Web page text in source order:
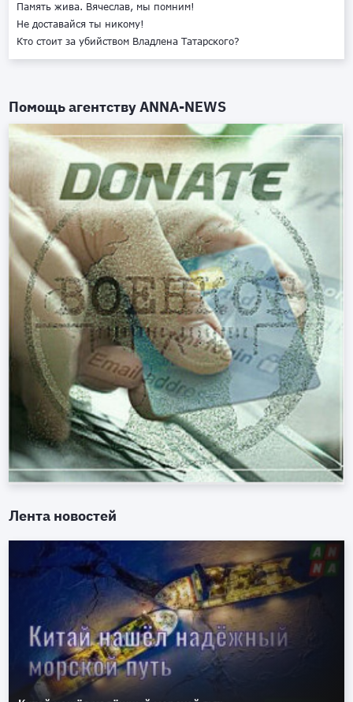
Память жива. Вячеслав, мы помним!
Не доставайся ты никому!
Кто стоит за убийством Владлена Татарского?
Помощь агентствуANNA-NEWS
Лента новостей